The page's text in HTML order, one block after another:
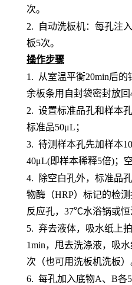
次。
2.
自动洗板机：每孔注
板5次。
操作步骤
1.
从室温平衡20min后的
余板条用自封袋密封放回
2. 设置标准品孔和样本孔
标准品50μL；
3. 待测样本孔先加样本
40μL(即样本稀释5倍)；
4.
除空白孔外， 标准品
物酶（HRP）标记的检
反应孔，37℃水浴锅或恒
5. 弃去液体，吸水纸上
1min，甩去洗涤液，吸
次（也可用洗板机洗板）
6. 每孔加入底物A、B各